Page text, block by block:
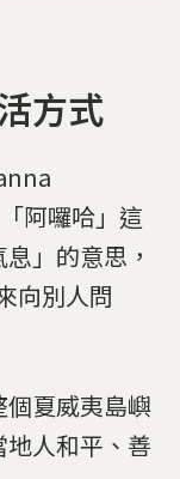
方式
阿囉哈」這
」的意思，
向別人問
夏威夷島嶼
人和平、善